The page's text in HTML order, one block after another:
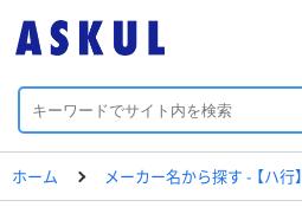
ホーム メーカー名から探す - 【ハ行】